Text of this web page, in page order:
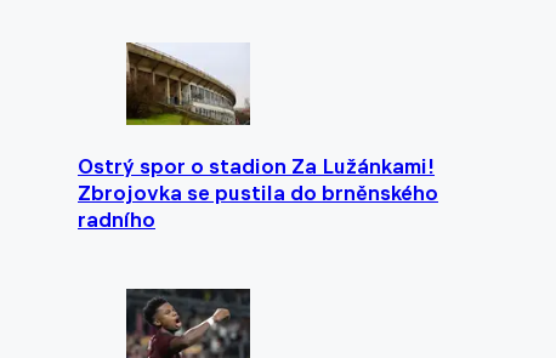
Ostrý spor o stadion Za Lužánkami!
Zbrojovka se pustila do brněnského
radního